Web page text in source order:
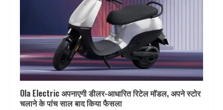
Ola Electric अपनाएगी डीलर-आधारित रिटेल मॉडल, अपने स्टोर
चलाने के पांच साल बाद किया फैसला